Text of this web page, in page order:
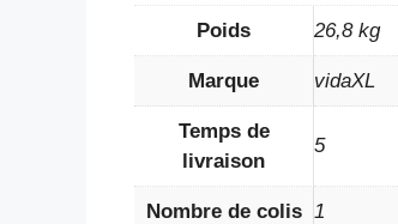
Poids 26,8 kg
Marque vidaXL
Temps de
livraison
5
Nombre de colis 1